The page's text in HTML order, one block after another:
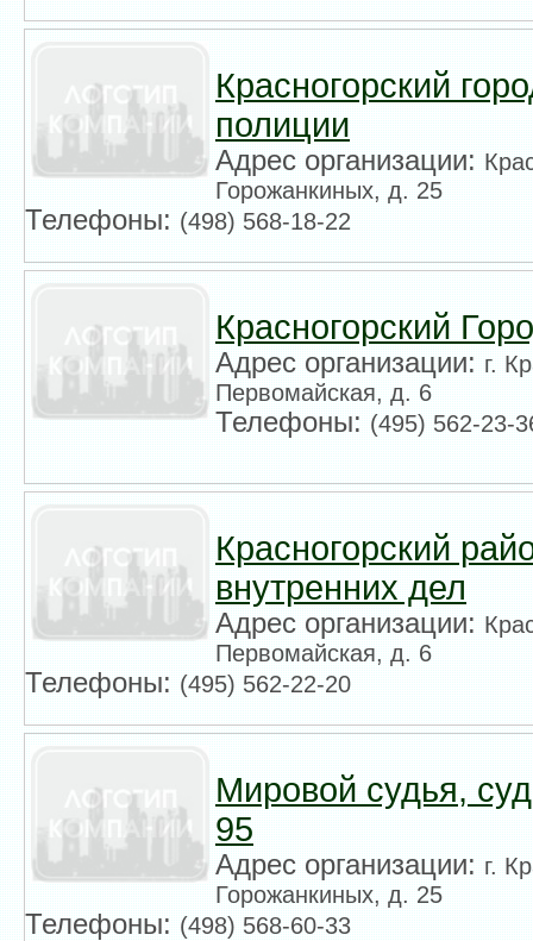
Красногорский
полиции
Адрес организации:
Горожанкиных, д. 25
Телефоны:(498) 568-18-22
Красногорский
Адрес организации:г.
Первомайская, д. 6
Телефоны:(495) 562-23-
Красногорский
внутренних дел
Адрес организации:
Первомайская, д. 6
Телефоны:(495) 562-22-20
Мировой судья,
95
Адрес организации:г.
Горожанкиных, д. 25
Телефоны:(498) 568-60-33